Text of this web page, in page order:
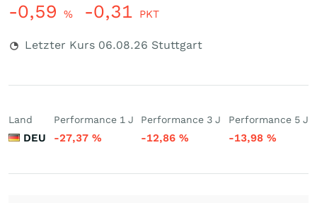
-0,59 % -0,31 PKT
Letzter Kurs 06.08.26 Stuttgart
Land
DEU
Performance 1 J
-27,37 %
Performance 3 J
-12,86%
Performance 5 J
-13,98 %